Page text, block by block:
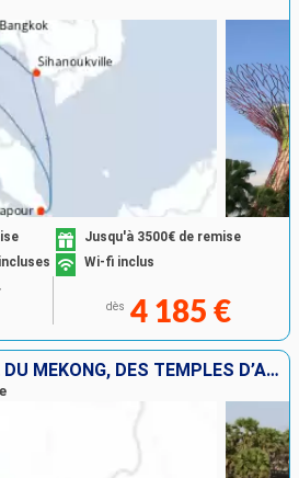
Rechercher
Jusqu'à 3500€ de remise
Wi-fi inclus
dès 4 185 €
CROISIÈRE AU FIL DU MÉKONG, DES TEMPLES D’ANGKOR À SAIGON